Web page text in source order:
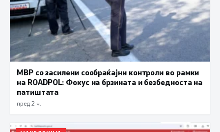
МВР со засилени сообраќајни контроли во рамки
на ROADPOL: Фокус на брзината и безбедноста на
патиштата
пред 2 ч.